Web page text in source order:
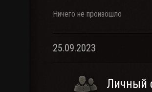
Ничего не произошло
25.09.2023
Личный